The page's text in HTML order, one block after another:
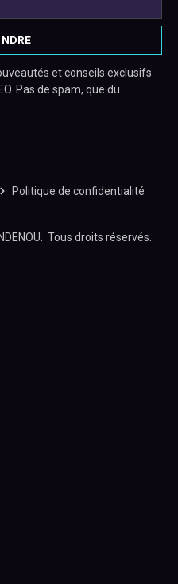
et conseils exclusifs
Pas de spam, que du
Politique de confidentialité
Tous droits réservés.